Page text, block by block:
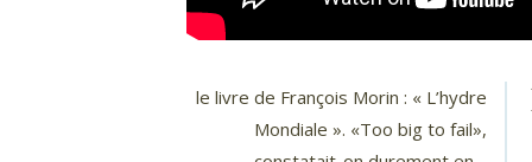
le livre de François Morin : « L’hydre
Mondiale ». «Too big to fail»,